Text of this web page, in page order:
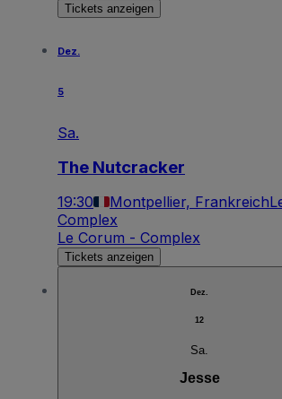
Tickets anzeigen
Dez.
5
Sa.
The Nutcracker
19:30 Montpellier, Frankreich
Complex
Le Corum - Complex
Tickets anzeigen
Dez.
12
Sa.
Jesse